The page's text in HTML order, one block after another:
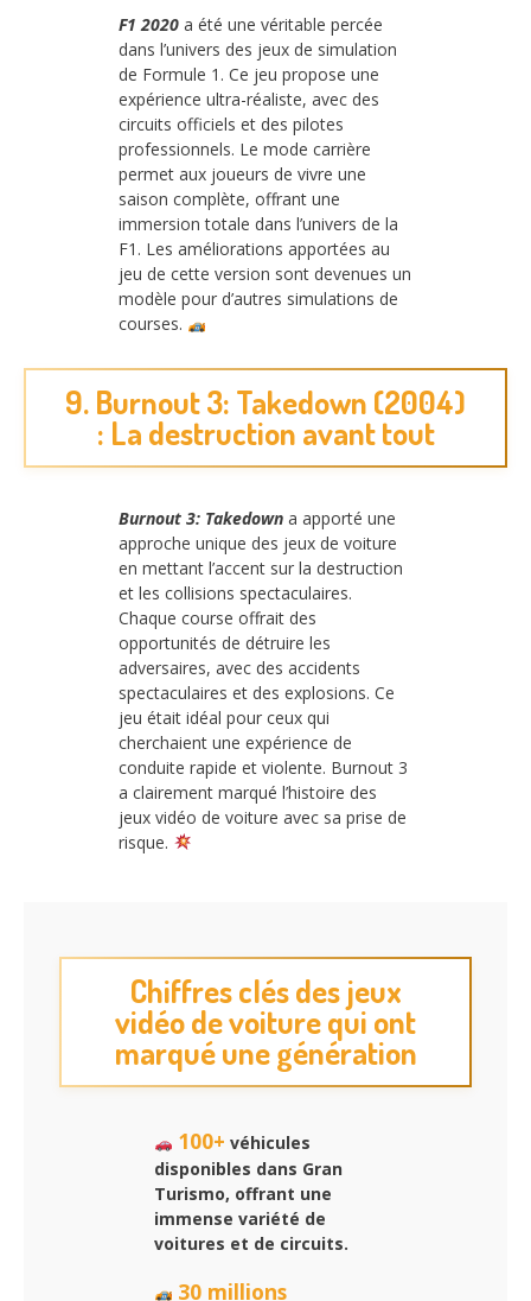
F1 2020 a été une véritable percée
dans l’univers des jeux de simulation
de Formule 1. Ce jeu propose une
expérience ultra-réaliste, avec des
circuits officiels et des pilotes
professionnels. Le mode carrière
permet aux joueurs de vivre une
saison complète, offrant une
immersion totale dans l’univers de la
F1. Les améliorations apportées au
jeu de cette version sont devenues un
modèle pour d’autres simulations de
courses.
9. Burnout 3: Takedown (2004)
: La destruction avant tout
Burnout 3: Takedown a apporté une
approche unique des jeux de voiture
en mettant l’accent sur la destruction
et les collisions spectaculaires.
Chaque course offrait des
opportunités de détruire les
adversaires, avec des accidents
spectaculaires et des explosions. Ce
jeu était idéal pour ceux qui
cherchaient une expérience de
conduite rapide et violente. Burnout 3
a clairement marqué l’histoire des
jeux vidéo de voiture avec sa prise de
risque.
Chiffres clés des jeux
vidéo de voiture qui ont
marqué une génération
100+ véhicules
disponibles dans Gran
Turismo, offrant une
immense variété de
voitures et de circuits.
30 millions